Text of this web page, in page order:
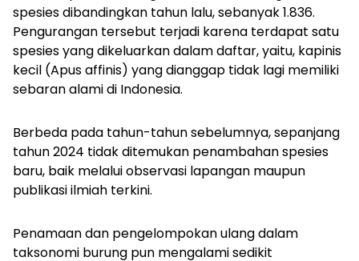
spesies dibandingkan tahun lalu, sebanyak 1.836.
Pengurangan tersebut terjadi karena terdapat satu
spesies yang dikeluarkan dalam daftar, yaitu, kapinis
kecil (Apus affinis) yang dianggap tidak lagi memiliki
sebaran alami di Indonesia.
Berbeda pada tahun-tahun sebelumnya, sepanjang
tahun 2024 tidak ditemukan penambahan spesies
baru, baik melalui observasi lapangan maupun
publikasi ilmiah terkini.
Penamaan dan pengelompokan ulang dalam
taksonomi burung pun mengalami sedikit